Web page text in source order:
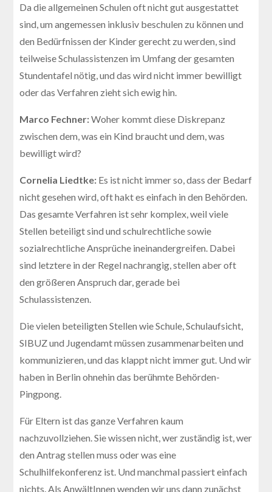
Da die allgemeinen Schulen oft nicht gut ausgestattet
sind, um angemessen inklusiv beschulen zu können und
den Bedürfnissen der Kinder gerecht zu werden, sind
teilweise Schulassistenzen im Umfang der gesamten
Stundentafel nötig, und das wird nicht immer bewilligt
oder das Verfahren zieht sich ewig hin.
Marco Fechner:Woher kommt diese Diskrepanz
zwischen dem, was ein Kind braucht und dem, was
bewilligt wird?
Cornelia Liedtke: Es ist nicht immer so, dass der Bedarf
nicht gesehen wird, oft hakt es einfach in den Behörden.
Das gesamte Verfahren ist sehr komplex, weil viele
Stellen beteiligt sind und schulrechtliche sowie
sozialrechtliche Ansprüche ineinandergreifen. Dabei
sind letztere in der Regel nachrangig, stellen aber oft
den größeren Anspruch dar, gerade bei
Schulassistenzen.
Die vielen beteiligten Stellen wie Schule, Schulaufsicht,
SIBUZ und Jugendamt müssen zusammenarbeiten und
kommunizieren, und das klappt nicht immer gut. Und wir
haben in Berlin ohnehin das berühmte Behörden-
Pingpong.
Für Eltern ist das ganze Verfahren kaum
nachzuvollziehen. Sie wissen nicht, wer zuständig ist, wer
den Antrag stellen muss oder was eine
Schulhilfekonferenz ist. Und manchmal passiert einfach
nichts. Als AnwältInnen wenden wir uns dann zunächst